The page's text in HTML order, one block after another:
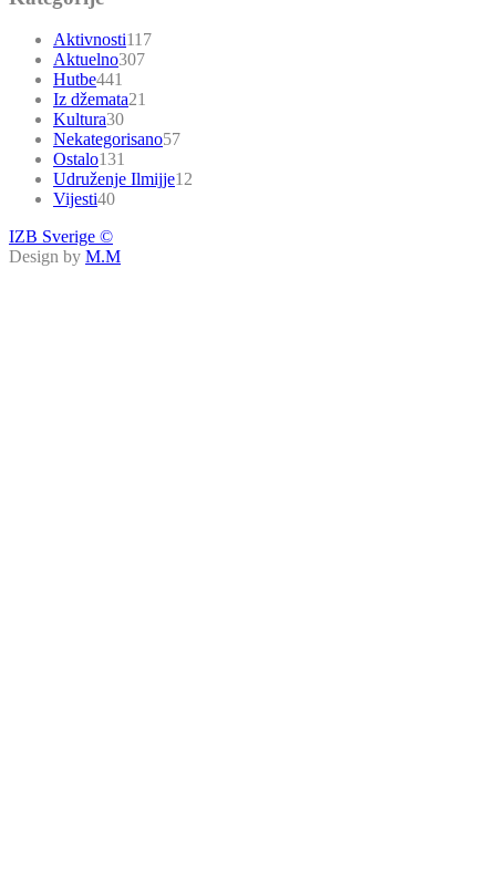
Aktivnosti117
Aktuelno307
Hutbe441
Iz džemata21
Kultura30
Nekategorisano57
Ostalo131
Udruženje Ilmijje12
Vijesti40
IZB Sverige ©
Design by M.M